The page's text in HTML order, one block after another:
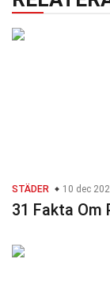
STÄDER 10 dec
31 Fakta Om